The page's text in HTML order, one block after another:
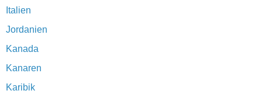
Italien
Jordanien
Kanada
Kanaren
Karibik